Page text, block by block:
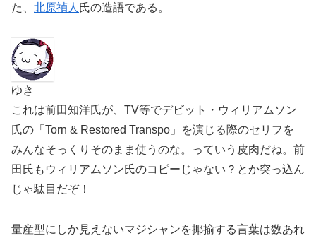
た、 北原禎人 氏の造語である。
ゆき
これは前田知洋氏が、TV等でデビット・ウィリアムソン
氏の「Torn & Restored Transpo」を演じる際のセリフを
みんなそっくりそのまま使うのな。っていう皮肉だね。前
田氏もウィリアムソン氏のコピーじゃない？とか突っ込ん
じゃ駄目だぞ！
量産型にしか見えないマジシャンを揶揄する言葉は数あれ